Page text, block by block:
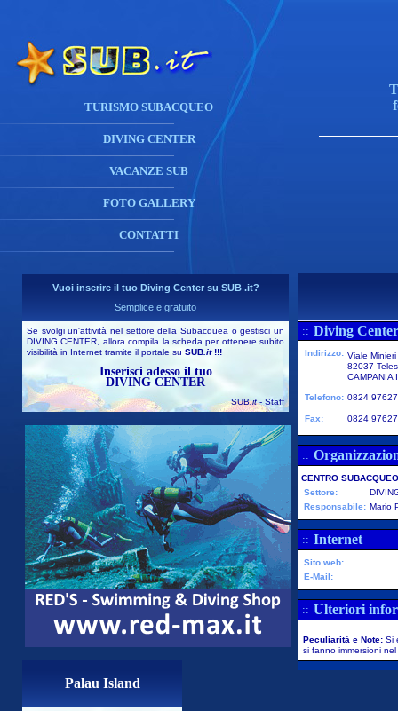
TURISMO SUBACQUEO
DIVING CENTER
VACANZE SUB
FOTO GALLERY
CONTATTI
Vuoi inserire il tuo Diving Center su SUB .it?
Semplice e gratuito
Se svolgi un'attività nel settore della Subacquea o gestisci un
DIVING CENTER, allora compila la scheda per ottenere subito
visibilità in Internet tramite il portale su SUB .it!!!
Inserisci adesso il tuo
DIVING CENTER
SUB.it- Staff
Palau Island
:: Diving
Indirizzo: Viale
82037
CAMPANIA
Telefono: 0824
Fax: 0824
::
CENTRO
Settore:
Responsabile: Mario
:: Internet
Sito web:
E-Mail:
:: Ulteriori
Peculiarità e Note: Si
si fanno immersioni